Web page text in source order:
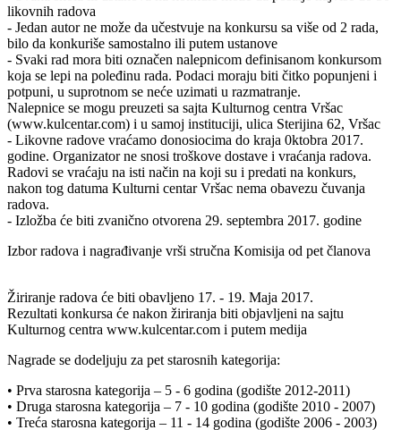
likovnih radova
- Jedan autor ne može da učestvuje na konkursu sa više od 2 rada,
bilo da konkuriše samostalno ili putem ustanove
- Svaki rad mora biti označen nalepnicom definisanom konkursom
koja se lepi na poleđinu rada. Podaci moraju biti čitko popunjeni i
potpuni, u suprotnom se neće uzimati u razmatranje.
Nalepnice se mogu preuzeti sa sajta Kulturnog centra Vršac
(www.kulcentar.com) i u samoj instituciji, ulica Sterijina 62, Vršac
- Likovne radove vraćamo donosiocima do kraja 0ktobra 2017.
godine. Organizator ne snosi troškove dostave i vraćanja radova.
Radovi se vraćaju na isti način na koji su i predati na konkurs,
nakon tog datuma Kulturni centar Vršac nema obavezu čuvanja
radova.
- Izložba će biti zvanično otvorena 29. septembra 2017. godine
Izbor radova i nagrađivanje vrši stručna Komisija od pet članova
Žiriranje radova će biti obavljeno 17. - 19. Maja 2017.
Rezultati konkursa će nakon žiriranja biti objavljeni na sajtu
Kulturnog centra www.kulcentar.com i putem medija
Nagrade se dodeljuju za pet starosnih kategorija:
• Prva starosna kategorija – 5 - 6 godina (godište 2012-2011)
• Druga starosna kategorija – 7 - 10 godina (godište 2010 - 2007)
• Treća starosna kategorija – 11 - 14 godina (godište 2006 - 2003)